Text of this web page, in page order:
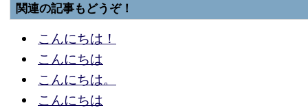
関連の記事もどうぞ！
こんにちは！
こんにちは
こんにちは。
こんにちは